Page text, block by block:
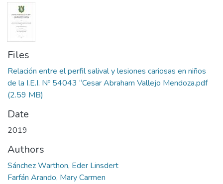
Files
Relación entre el perfil salival y lesiones cariosas en niños
de la I.E.I. Nº 54043 “Cesar Abraham Vallejo Mendoza.pdf
(2.59 MB)
Date
2019
Authors
Sánchez Warthon, Eder Linsdert
Farfán Arando, Mary Carmen